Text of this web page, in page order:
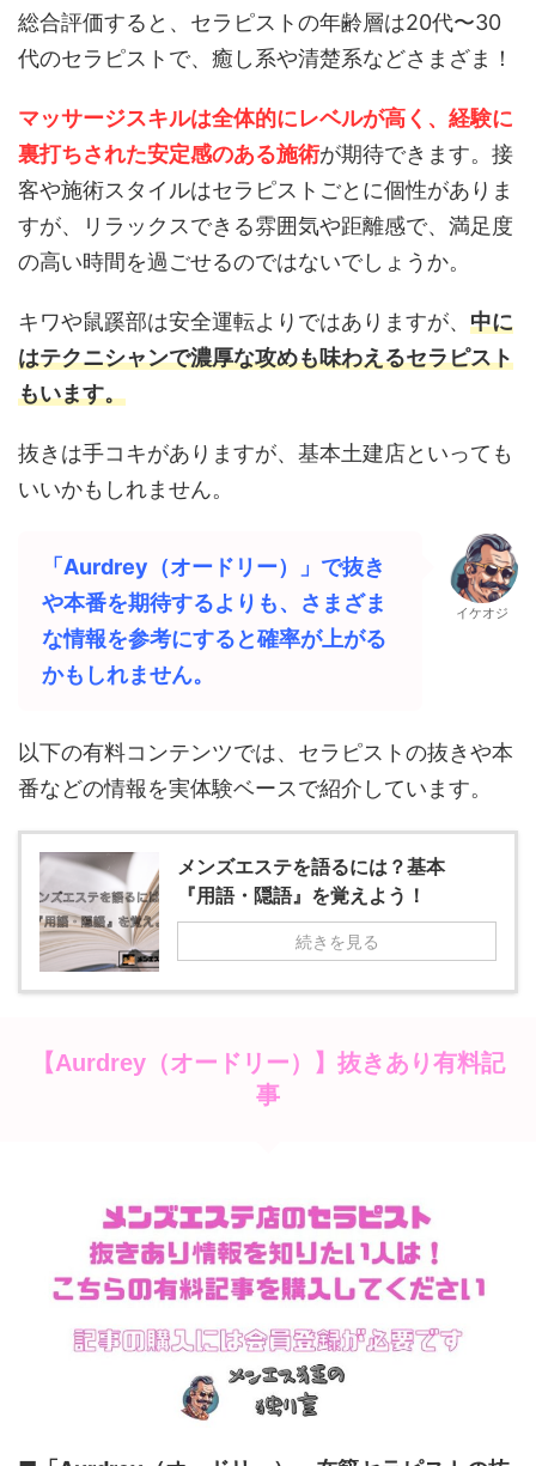
総合評価すると、セラピストの年齢層は20代〜30
代のセラピストで、癒し系や清楚系などさまざま！
マッサージスキルは全体的にレベルが高く、経験に
裏打ちされた安定感のある施術が期待できます。接
客や施術スタイルはセラピストごとに個性がありま
すが、リラックスできる雰囲気や距離感で、満足度
の高い時間を過ごせるのではないでしょうか。
キワや鼠蹊部は安全運転よりではありますが、 中に
はテクニシャンで濃厚な攻めも味わえるセラピスト
もいます。
抜きは手コキがありますが、基本土建店といっても
いいかもしれません。
「Aurdrey（オードリー）」で抜き
や本番を期待するよりも、さまざま
な情報を参考にすると確率が上がる
かもしれません。
イケオジ
以下の有料コンテンツでは、セラピストの抜きや本
番などの情報を実体験ベースで紹介しています。
メンズエステを語るには？基本
『用語・隠語』を覚えよう！
続きを見る
【Aurdrey（オードリー）】 抜きあり有料記
事